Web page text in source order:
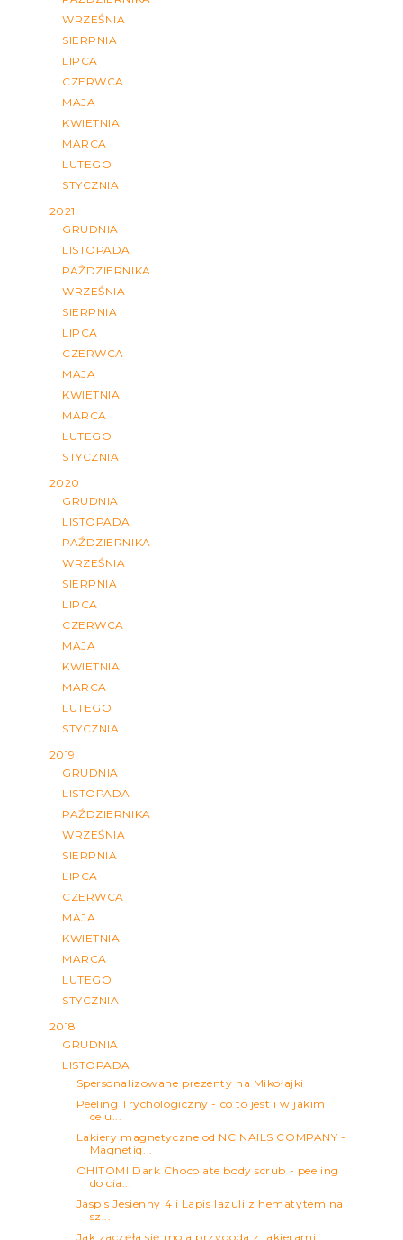
WRZEŚNIA
SIERPNIA
LIPCA
CZERWCA
MAJA
KWIETNIA
MARCA
LUTEGO
STYCZNIA
2021
GRUDNIA
LISTOPADA
PAŹDZIERNIKA
WRZEŚNIA
SIERPNIA
LIPCA
CZERWCA
MAJA
KWIETNIA
MARCA
LUTEGO
STYCZNIA
2020
GRUDNIA
LISTOPADA
PAŹDZIERNIKA
WRZEŚNIA
SIERPNIA
LIPCA
CZERWCA
MAJA
KWIETNIA
MARCA
LUTEGO
STYCZNIA
2019
GRUDNIA
LISTOPADA
PAŹDZIERNIKA
WRZEŚNIA
SIERPNIA
LIPCA
CZERWCA
MAJA
KWIETNIA
MARCA
LUTEGO
STYCZNIA
2018
GRUDNIA
LISTOPADA
Spersonalizowane prezenty na Mikołajki
Peeling Trychologiczny - co to jest i w jakim
celu...
Lakiery magnetyczne od NC NAILS COMPANY -
Magnetiq...
OH!TOMI Dark Chocolate body scrub - peeling
do cia...
Jaspis Jesienny 4 i Lapis lazuli z hematytem na
sz...
Jak zaczęła się moja przygoda z lakierami